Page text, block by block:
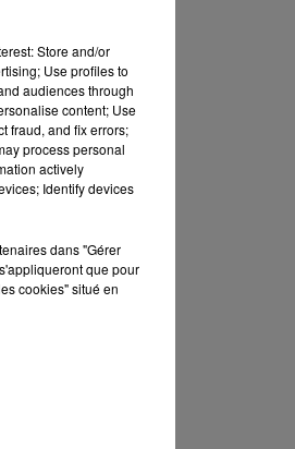
Store and/or
Use profiles to
audiences through
content; Use
fraud, and fix errors;
process personal
actively
Identify devices
dans "Gérer
que pour
cookies" situé en